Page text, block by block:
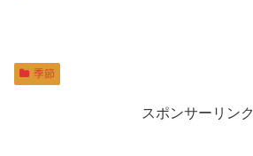
季節
スポンサーリンク